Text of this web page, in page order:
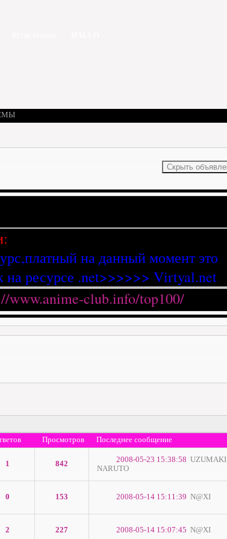
на данный момент это
на ресурсе .net>>>>>> Virtyal.net
Просмотров Последнее сообщение
1 842 2008-05-23 15:38:58 UZUMAKI
NARUTO
0 153 2008-05-14 15:11:39 N@XI
2 227 2008-05-14 15:07:45 N@XI